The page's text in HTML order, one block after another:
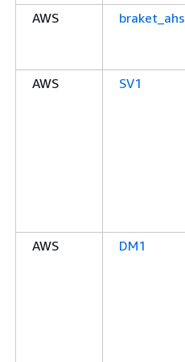
AWS
braket_ahs
AWS SV1
AWS DM1